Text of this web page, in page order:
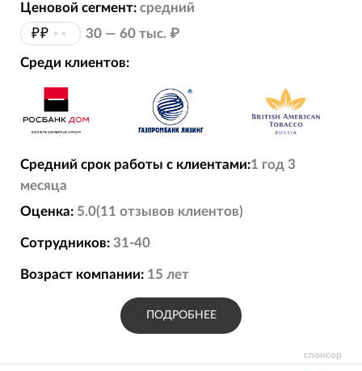
спонсор
Ценовой сегмент: средний
₽₽ •• 30 — 60 тыс. ₽
Среди клиентов:
Средний срок работы с клиентами:1 год 3
месяца
Оценка: 5.0(11 отзывов клиентов)
Сотрудников: 31-40
Возраст компании: 15 лет
ПОДРОБНЕЕ